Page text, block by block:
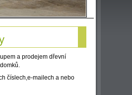
a prodejem dřevní
číslech,e-mailech a nebo